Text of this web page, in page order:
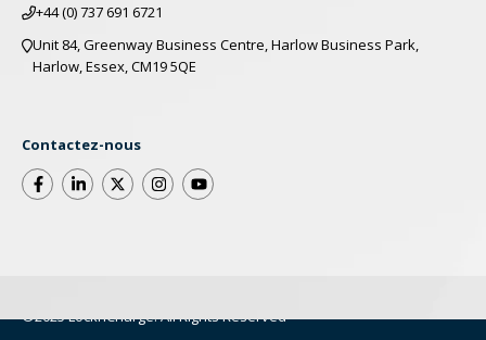
+44 (0) 737 691 6721
Unit 84, Greenway Business Centre, Harlow Business Park,
Harlow, Essex, CM19 5QE
Contactez-nous
©2025 LocknCharge. All Rights Reserved